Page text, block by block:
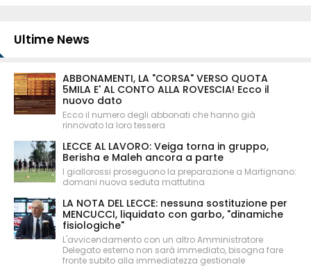
Ultime News
ABBONAMENTI, LA "CORSA" VERSO QUOTA
5MILA E' AL CONTO ALLA ROVESCIA! Ecco il
nuovo dato
Ecco il numero degli abbonati che hanno già
rinnovato la loro tessera
LECCE AL LAVORO: Veiga torna in gruppo,
Berisha e Maleh ancora a parte
I giallorossi proseguono la preparazione a Martignano:
domani nuova seduta mattutina
LA NOTA DEL LECCE: nessuna sostituzione per
MENCUCCI, liquidato con garbo, "dinamiche
fisiologiche"
L'avvicendamento con un altro Amministratore
Delegato esterno non sarà immediato, bisogna fare
fronte subito alla immediatezza gestionale